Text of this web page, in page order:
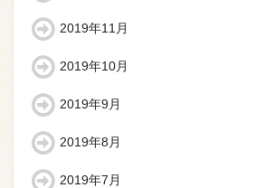
2019年11月
2019年10月
2019年9月
2019年8月
2019年7月